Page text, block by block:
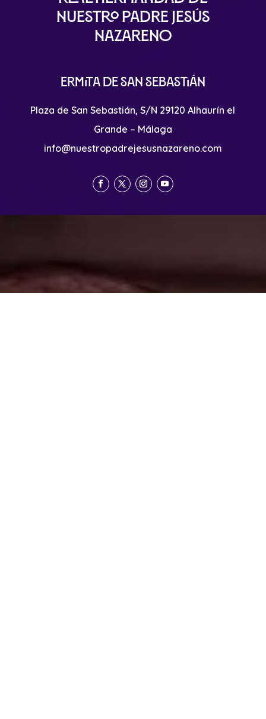
Nuestro Padre Jesús
Nazareno
Ermita de San Sebastián
Plaza de San Sebastián, S/N 29120 Alhaurín el
Grande – Málaga
info@nuestropadrejesusnazareno.com